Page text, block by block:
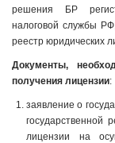
решения БР
налоговой службы
реестр юридических
Документы,
получения лицензии:
заявление о
государственной
лицензии на